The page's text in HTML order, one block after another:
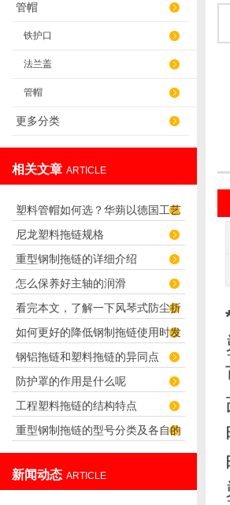
管帽
铁护口
法兰盖
管帽
更多分类
相关文章 ARTICLE
塑料管帽如何选？华蒴以德国工艺
打造管道“精密封口”
尼龙塑料拖链规格
重型钢制拖链的详细介绍
怎么保养好主轴的润滑
看完本文，了解一下风琴式防尘折
布的产品特点
如何更好的降低钢制拖链使用时发
出的噪音
钢铝拖链和塑料拖链的异同点
防护罩的作用是什么呢
工程塑料拖链的结构特点
重型钢制拖链的型号分类及各自的
新闻动态 ARTICLE